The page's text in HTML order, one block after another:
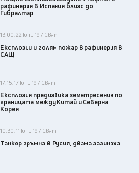
рафинерия в Испания близо до
Гибралтар
13:00, 22 юни 19 / Свят
Експлозии и голям пожар в рафинерия в
САЩ
17:15, 17 юни 19 / Свят
Eксплозия предизвика земетресение по
границата между Китай и Северна
Корея
10:30, 11 юни 19 / Свят
Танкер гръмна в Русия, двама загинаха